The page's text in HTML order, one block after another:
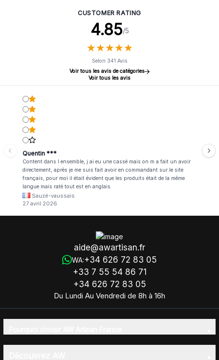
CUSTOMER RATING
4.85/5
★★★★★
★★★★★
Selon 341 Avis
Voir tous les avis de catégories
Voir tous les avis
Quentin ***
Content dans l ensemble, j ai eu une cassé mais on m a fait un avoir
directement, après je me suis fait avoir en commandant sur le site
français, pour moi il était évident que les produits était de la même
langue mais raté tout est en anglais.
Sauzé-vaussais
27 avril 2026
aide@awartisan.fr
WA:+34 626 72 83 05
+33 7 55 54 86 71
+34 626 72 83 05
Du Lundi Au Vendredi de 8h à 16h